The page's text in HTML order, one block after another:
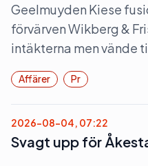
Geelmuyden Kiese
förvärven Wikberg &
intäkterna men vände
Affärer Pr
2026-08-04, 07:22
Svagt upp för